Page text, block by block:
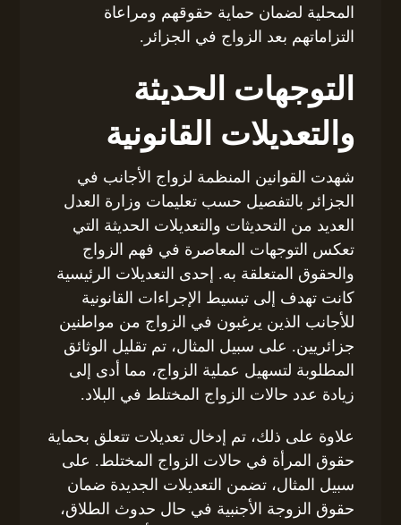
المحلية لضمان حماية حقوقهم ومراعاة
التزاماتهم بعد الزواج في الجزائر.
التوجهات الحديثة
والتعديلات القانونية
شهدت القوانين المنظمة لزواج الأجانب في
الجزائر بالتفصيل حسب تعليمات وزارة العدل
العديد من التحديثات والتعديلات الحديثة التي
تعكس التوجهات المعاصرة في فهم الزواج
والحقوق المتعلقة به. إحدى التعديلات الرئيسية
كانت تهدف إلى تبسيط الإجراءات القانونية
للأجانب الذين يرغبون في الزواج من مواطنين
جزائريين. على سبيل المثال، تم تقليل الوثائق
المطلوبة لتسهيل عملية الزواج، مما أدى إلى
زيادة عدد حالات الزواج المختلط في البلاد.
علاوة على ذلك، تم إدخال تعديلات تتعلق بحماية
حقوق المرأة في حالات الزواج المختلط. على
سبيل المثال، تضمن التعديلات الجديدة ضمان
حقوق الزوجة الأجنبية في حال حدوث الطلاق،